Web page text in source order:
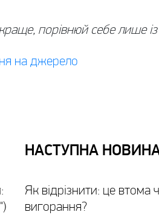
порівнюй себе лише
на джерело
НАСТУПНА
Як відрізнити: це втома
вигорання?